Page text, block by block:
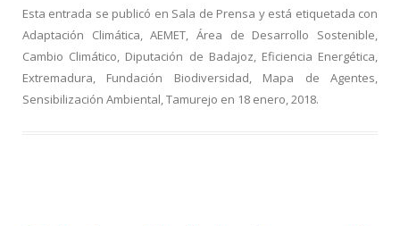
e
b
o
o
itt
er
e
gr
a
m
ck
et
ai
l
m
p
ar
ti
Esta entrada se publicó en Sala de Prensa y está etiquetada con
Adaptación Climática,AEMET,Área de Desarrollo Sostenible,
Cambio Climático, Diputación de Badajoz, Eficiencia Energética,
Extremadura, Fundación Biodiversidad, Mapa de Agentes,
Sensibilización Ambiental,Tamurejo en 18 enero, 2018.